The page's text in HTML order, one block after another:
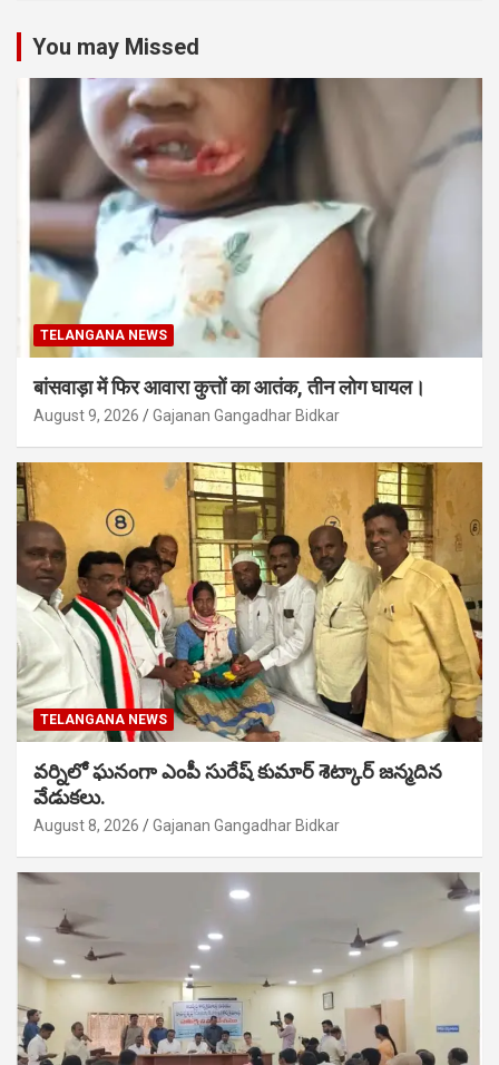
You may Missed
TELANGANA NEWS
बांसवाड़ा में फिर आवारा कुत्तों का आतंक, तीन लोग घायल।
August 9, 2026 Gajanan Gangadhar Bidkar
TELANGANA NEWS
వర్నిలో ఘనంగా ఎంపీ సురేష్ కుమార్ శెట్కార్ జన్మదిన
వేడుకలు.
August 8, 2026 Gajanan Gangadhar Bidkar